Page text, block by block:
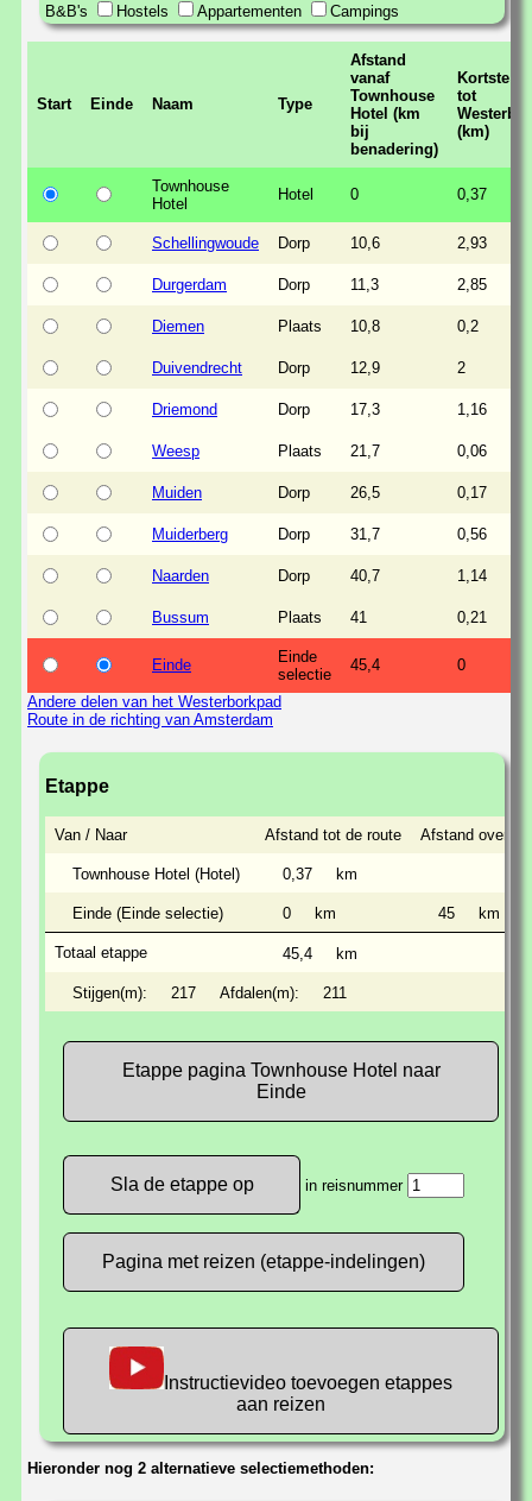
B&B's
Hostels Appartementen Campings
Start Einde Naam Type
Afstand
vanaf
Townhouse
Hotel (km
bij
benadering)
Kortste
tot
(km)
Townhouse
Hotel
Hotel 0 0,37
Schellingwoude Dorp 10,6 2,93
Durgerdam Dorp 11,3 2,85
Diemen Plaats 10,8 0,2
Duivendrecht Dorp 12,9 2
Driemond Dorp 17,3 1,16
Weesp Plaats 21,7 0,06
Muiden Dorp 26,5 0,17
Muiderberg Dorp 31,7 0,56
Naarden Dorp 40,7 1,14
Bussum Plaats 41 0,21
Einde
Einde
selectie
45,4 0
Andere delen van het Westerborkpad
Route in de richting van Amsterdam
Etappe
Van / Naar Afstand tot de route Afstand over
Townhouse Hotel (Hotel) 0,37 km
Einde (Einde selectie) 0 km 45 km
Totaal etappe 45,4 km
Stijgen(m): 217 Afdalen(m): 211
Etappe pagina Townhouse Hotel naar
Einde
in reisnummer
Pagina met reizen (etappe-indelingen)
Instructievideo toevoegen etappes
aan reizen
Hieronder nog 2 alternatieve selectiemethoden: